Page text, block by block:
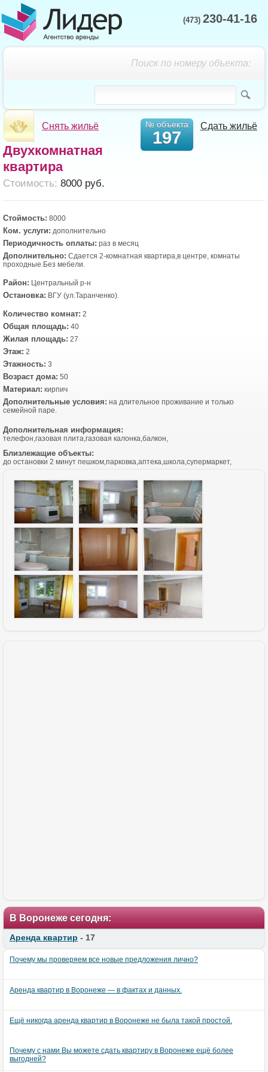
(473) 230-41-16
Поиск по номеру объекта:
Снять жильё Сдать жильё
№ объекта
197
Двухкомнатная
квартира
Cтоимость: 8000 руб.
Стоймость: 8000
Ком. услуги: дополнительно
Периодичность оплаты: раз в месяц
Дополнительно: Сдается 2-комнатная квартира,в центре, комнаты
проходные.Без мебели.
Район: Центральный р-н
Остановка: ВГУ (ул.Таранченко).
Количество комнат: 2
Общая площадь: 40
Жилая площадь: 27
Этаж: 2
Этажность: 3
Возраст дома: 50
Материал: кирпич
Дополнительные условия: на длительное проживание и только
семейной паре.
Дополнительная информация:
телефон,газовая плита,газовая калонка,балкон,
Близлежащие объекты:
до остановки 2 минут пешком,парковка,аптека,школа,супермаркет,
В Воронеже сегодня:
Аренда квартир - 17
Почему мы проверяем все новые предложения лично?
Аренда квартир в Воронеже — в фактах и данных.
Ещё никогда аренда квартир в Воронеже не была такой простой.
Почему с нами Вы можете сдать квартиру в Воронеже ещё более
выгодней?